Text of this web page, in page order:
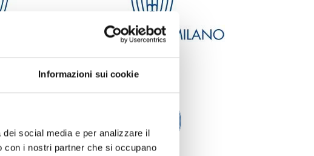
Informazioni sui cookie
social media e per analizzare il
i nostri partner che si occupano